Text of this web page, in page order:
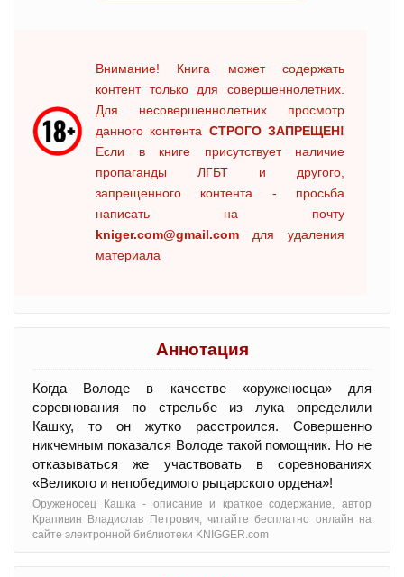
Внимание! Книга может содержать
контент только для совершеннолетних.
Для несовершеннолетних просмотр
данного контента СТРОГО ЗАПРЕЩЕН!
Если в книге присутствует наличие
пропаганды ЛГБТ и другого,
запрещенного контента - просьба
написать на почту
kniger.com@gmail.com для удаления
материала
Аннотация
Когда Володе в качестве «оруженосца» для
соревнования по стрельбе из лука определили
Кашку, то он жутко расстроился. Совершенно
никчемным показался Володе такой помощник. Но не
отказываться же участвовать в соревнованиях
«Великого и непобедимого рыцарского ордена»!
Оруженосец Кашка - oписание и краткое содержание, автор
Крапивин Владислав Петрович, читайте бесплатно онлайн на
сайте электронной библиотеки KNIGGER.com